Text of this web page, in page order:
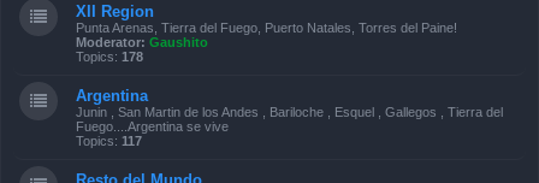
XII Region
Punta Arenas, Tierra del Fuego, Puerto Natales, Torres del Paine!
Moderator: Gaushito
Topics: 178
Argentina
Junin , San Martin de los Andes , Bariloche , Esquel , Gallegos , Tierra del
Fuego....Argentina se vive
Topics: 117